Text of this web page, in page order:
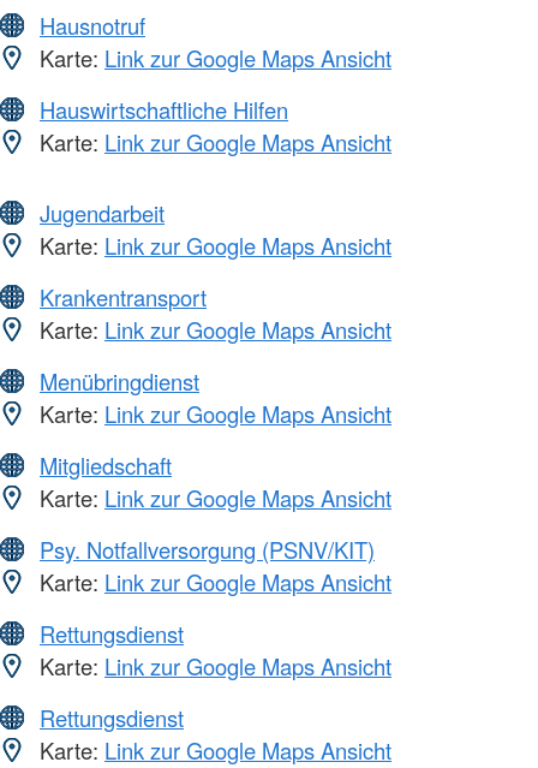
Hausnotruf
Karte: Link zur Google Maps Ansicht
Hauswirtschaftliche Hilfen
Karte: Link zur Google Maps Ansicht
Jugendarbeit
Karte: Link zur Google Maps Ansicht
Krankentransport
Karte: Link zur Google Maps Ansicht
Menübringdienst
Karte: Link zur Google Maps Ansicht
Mitgliedschaft
Karte: Link zur Google Maps Ansicht
Psy. Notfallversorgung (PSNV/KIT)
Karte: Link zur Google Maps Ansicht
Rettungsdienst
Karte: Link zur Google Maps Ansicht
Rettungsdienst
Karte: Link zur Google Maps Ansicht